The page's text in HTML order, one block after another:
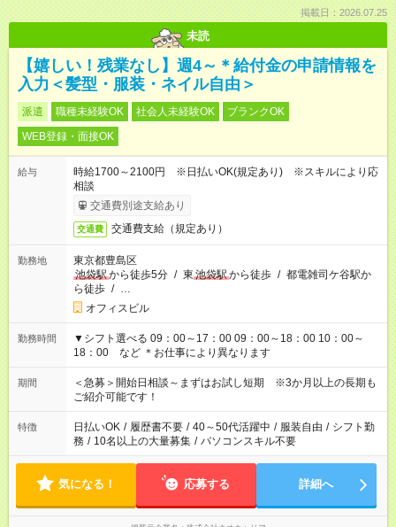
掲載日：2026.07.25
未読
【嬉しい！残業なし】週4～＊給付金の申請情報を
入力＜髪型・服装・ネイル自由＞
派遣 職種未経験OK 社会人未経験OK
ブランクOK
WEB登録・面接OK
給与
時給1700～2100円 ※日払いOK(規定あり) ※スキルにより応
相談
交通費別途支給あり
交通費 交通費支給（規定あり）
勤務地
東京都豊島区
池袋駅から徒歩5分 / 東 池袋駅から徒歩 / 都電雑司ケ谷駅か
ら徒歩 / …
オフィスビル
勤務時間
▼シフト選べる 09：00～17：00 09：00～18：00 10：00～
18：00 など ＊お仕事により異なります
期間
＜急募＞開始日相談～まずはお試し短期 ※3か月以上の長期も
ご紹介可能です！
特徴 日払いOK / 履歴書不要 / 40～50代活躍中 / 服装自由 / シフト勤
務 / 10名以上の大量募集 / パソコンスキル不要
気になる！ 応募する 詳細へ